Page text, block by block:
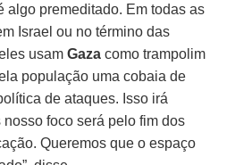
algo premeditado. Em todas as
Israel ou no término das
usamGazacomo trampolim
população uma cobaia de
de ataques. Isso irá
nosso foco será pelo fim dos
Queremos que o espaço